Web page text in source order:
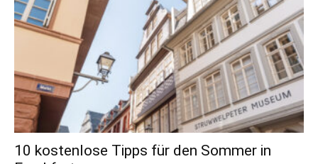
10 kostenlose Tipps für den Sommer in